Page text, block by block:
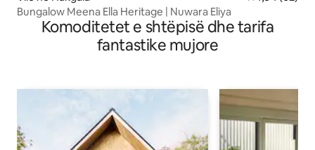
Bungalow Meena Ella Heritage | Nuwara Eliya
Komoditetet e shtëpisë dhe tarifa
fantastike mujore